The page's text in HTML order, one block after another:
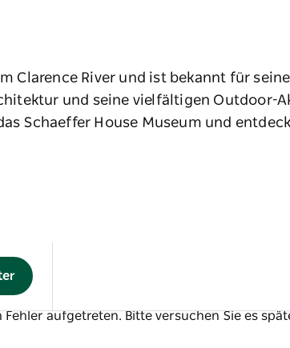
Clarence River und ist bekannt für
und seine vielfältigen Outdoor-
Schaeffer House Museum und
Fehler aufgetreten. Bitte versuchen Sie es